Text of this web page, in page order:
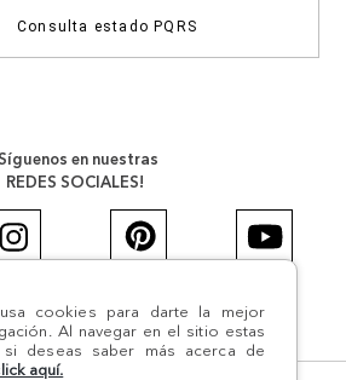
usa cookies para darte la mejor
Al navegar en el sitio estas
deseas saber más acerca de
aquí.
Consulta estado PQRS
en nuestras
REDES SOCIALES!
#AerieREALCOL